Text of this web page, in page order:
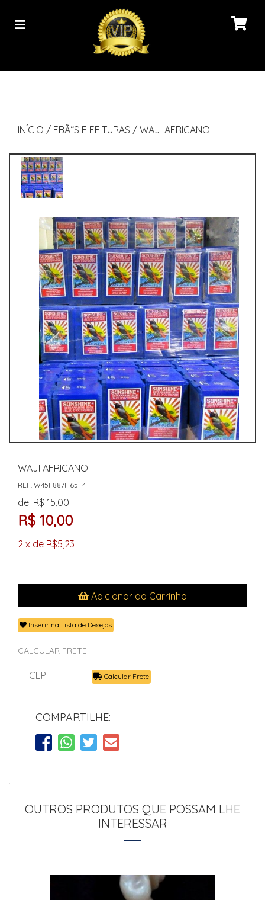
INÍCIO / EBÃ“S E FEITURAS / WAJI AFRICANO
WAJI AFRICANO
REF. W45F887H65F4
de: R$ 15,00
R$ 10,00
2 x de R$5,23
Adicionar ao Carrinho
Inserir na Lista de Desejos
CALCULAR FRETE
Calcular Frete
COMPARTILHE:
OUTROS PRODUTOS QUE POSSAM LHE
INTERESSAR